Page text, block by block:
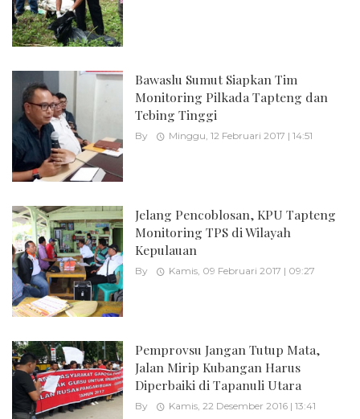
Bawaslu Sumut Siapkan Tim
Monitoring Pilkada Tapteng dan
Tebing Tinggi
By Minggu, 12 Februari 2017 | 14:51
Jelang Pencoblosan, KPU Tapteng
Monitoring TPS di Wilayah
Kepulauan
By Kamis, 09 Februari 2017 | 09:27
Pemprovsu Jangan Tutup Mata,
Jalan Mirip Kubangan Harus
Diperbaiki di Tapanuli Utara
By Kamis, 22 Desember 2016 | 13:41